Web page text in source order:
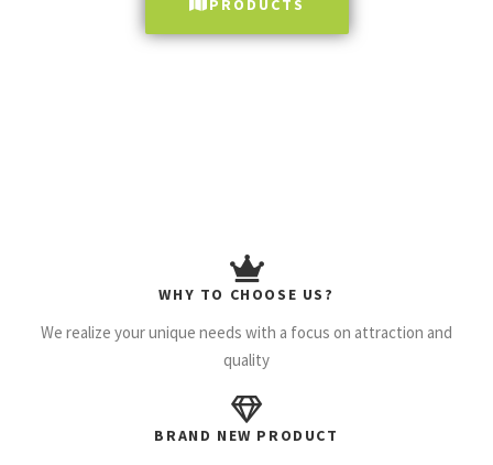
PRODUCTS
WHY TO CHOOSE US?
We realize your unique needs with a focus on attraction and
quality
BRAND NEW PRODUCT